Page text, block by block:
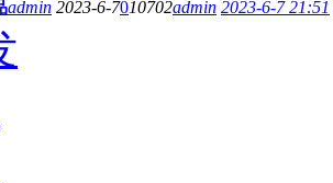
admin 2023-6-7010702admin 2023-6-7 21:51